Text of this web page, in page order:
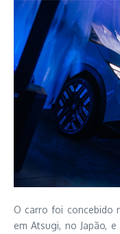
O carro foi concebido
em Atsugi, no Japão,